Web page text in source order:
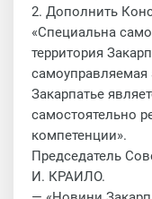
2. Дополнить
«Специальна
территория
самоуправляемая
Закарпатье
самостоятельно
компетенции».
Председатель
И. КРАИЛО.